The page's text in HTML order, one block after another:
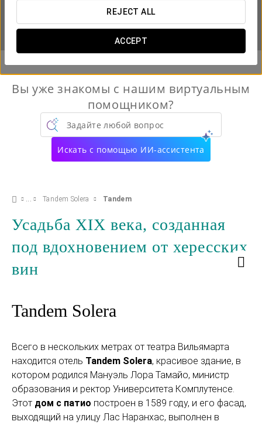
REJECT ALL
ACCEPT
 
Вы уже знакомы с нашим виртуальным
помощником?
Задайте любой вопрос
Искать с помощью ИИ-ассистента
Tandem Solera Tandem
Усадьба XIX века, созданная
под вдохновением от хересских
вин
Tandem Solera
Всего в нескольких метрах от театра Вильямарта
находится отель Tandem Solera, красивое здание, в
котором родился Мануэль Лора Тамайо, министр
образования и ректор Университета Комплутенсе.
Этот дом с патио построен в 1589 году, и его фасад,
выходящий на улицу Лас Наранхас, выполнен в